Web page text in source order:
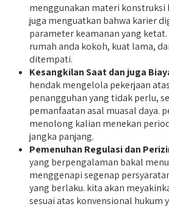
menggunakan materi
juga menguatkan bahwa karier
parameter keamanan yang
rumah anda kokoh, kuat lama,
ditempati.
Kesangkilan Saat dan juga
hendak mengelola pekerjaan
penangguhan yang tidak perlu,
pemanfaatan asal muasal daya.
menolong kalian menekan
jangka panjang.
Pemenuhan Regulasi dan
yang berpengalaman bakal
menggenapi segenap
yang berlaku. kita akan
sesuai atas konvensional hukum